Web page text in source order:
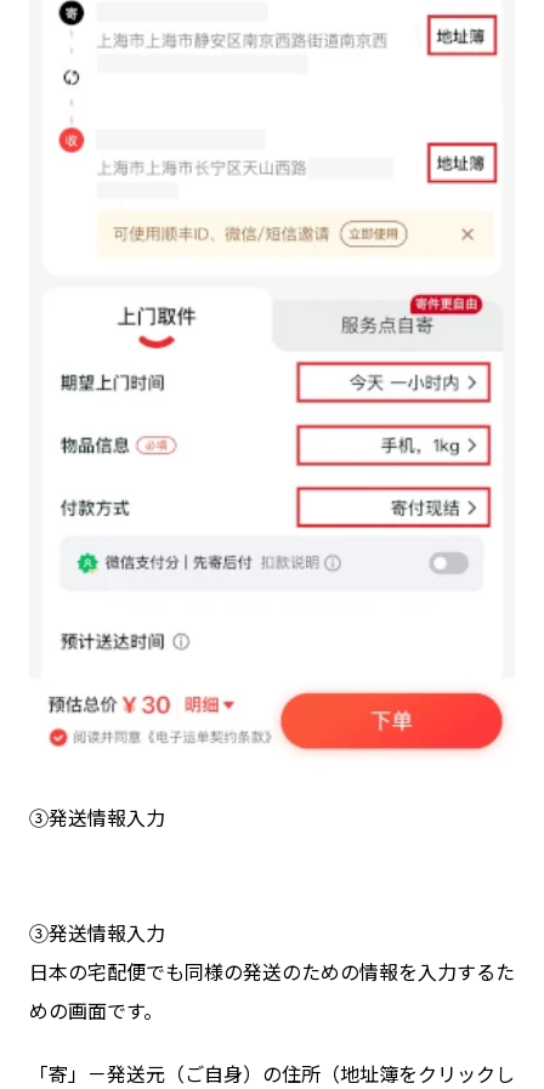
③発送情報入力
③発送情報入力
日本の宅配便でも同様の発送のための情報を入力するた
めの画面です。
「寄」－発送元（ご自身）の住所（地址簿をクリックし